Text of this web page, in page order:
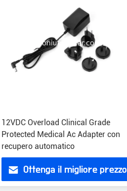
12VDC Overload Clinical Grade
Protected Medical Ac Adapter con
recupero automatico
Ottenga il migliore prezzo